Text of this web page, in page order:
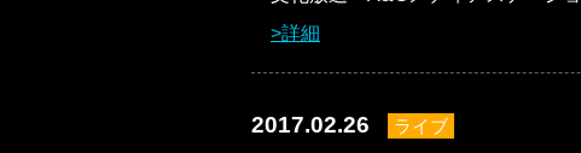
詳細
2017.02.26 ライブ